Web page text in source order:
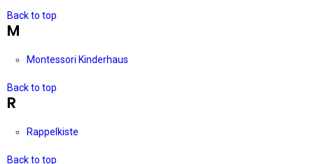
Back to top
M
Montessori Kinderhaus
Back to top
R
Rappelkiste
Back to top